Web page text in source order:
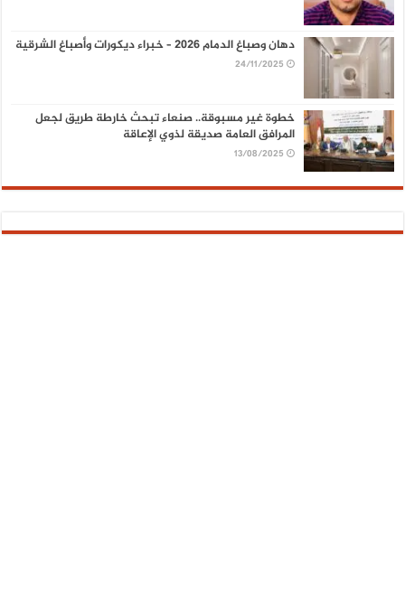
دهان وصباغ الدمام 2026 – خبراء ديكورات وأصباغ الشرقية
24/11/2025
خطوة غير مسبوقة.. صنعاء تبحث خارطة طريق لجعل
المرافق العامة صديقة لذوي الإعاقة
13/08/2025